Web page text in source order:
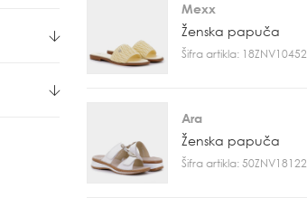
Mexx
Ženska papuča
Šifra artikla: 18ZNV10452
Ara
Ženska papuča
Šifra artikla: 50ZNV18122